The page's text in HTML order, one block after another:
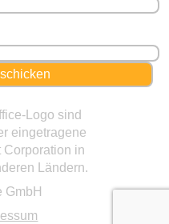
Logo sind
eingetragene
Corporation in
Ländern.
GmbH